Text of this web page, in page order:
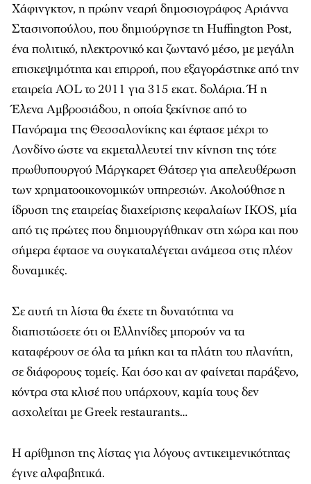
Χάφινγκτον, η πρώην νεαρή δημοσιογράφος Αριάννα
Στασινοπούλου, που δημιούργησε τη Huffington Post,
ένα πολιτικό, ηλεκτρονικό και ζωντανό μέσο, με μεγάλη
επισκεψιμότητα και επιρροή, που εξαγοράστηκε από την
εταιρεία AOL το 2011 για 315 εκατ. δολάρια. Ή η
Έλενα Αμβροσιάδου, η οποία ξεκίνησε από το
Πανόραμα της Θεσσαλονίκης και έφτασε μέχρι το
Λονδίνο ώστε να εκμεταλλευτεί την κίνηση της τότε
πρωθυπουργού Μάργκαρετ Θάτσερ για απελευθέρωση
των χρηματοοικονομικών υπηρεσιών. Ακολούθησε η
ίδρυση της εταιρείας διαχείρισης κεφαλαίων IKOS, μία
από τις πρώτες που δημιουργήθηκαν στη χώρα και που
σήμερα έφτασε να συγκαταλέγεται ανάμεσα στις πλέον
δυναμικές.
Σε αυτή τη λίστα θα έχετε τη δυνατότητα να
διαπιστώσετε ότι οι Ελληνίδες μπορούν να τα
καταφέρουν σε όλα τα μήκη και τα πλάτη του πλανήτη,
σε διάφορους τομείς. Και όσο και αν φαίνεται παράξενο,
κόντρα στα κλισέ που υπάρχουν, καμία τους δεν
ασχολείται με Greek restaurants…
H αρίθμηση της λίστας για λόγους αντικειμενικότητας
έγινε αλφαβητικά.